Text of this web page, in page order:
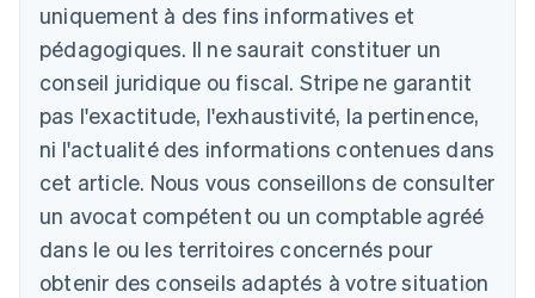
uniquement à des fins informatives et
pédagogiques. Il ne saurait constituer un
conseil juridique ou fiscal. Stripe ne garantit
pas l'exactitude, l'exhaustivité, la pertinence,
ni l'actualité des informations contenues dans
cet article. Nous vous conseillons de consulter
un avocat compétent ou un comptable agréé
dans le ou les territoires concernés pour
obtenir des conseils adaptés à votre situation
Autriche
DeutschEnglish
Belgique
NederlandsFrançais DeutschEnglish
Brésil
PortuguêsEnglish
English
Canada
English Français
Chine continentale
简体中文English